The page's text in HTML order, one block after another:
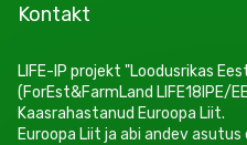
Kontakt
LIFE-IP projekt "Loodusrikas
(ForEst&FarmLand LIFE18IPE/
Kaasrahastanud Euroopa Liit.
Euroopa Liit ja abi andev